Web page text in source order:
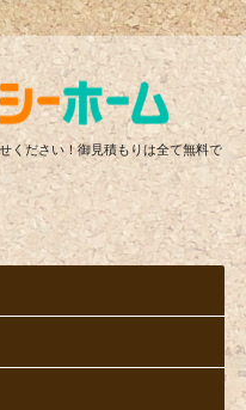
リ
ください！御見積もりは全て無料で